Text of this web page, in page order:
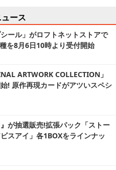
ース
シール」がロフトネットストアで
を8月6日10時より受付開始
ARTWORK COLLECTION」
! 原作再現カードがアツいスペシ
が抽選販売!拡張パック「ストー
スアイ」各1BOXをラインナッ